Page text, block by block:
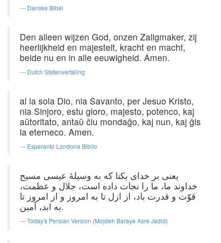
Danske Bibel
Den alleen wijzen God, onzen Zaligmaker, zij
heerlijkheid en majesteit, kracht en macht,
beide nu en in alle eeuwigheid. Amen.
Dutch Statenvertaling
al la sola Dio, nia Savanto, per Jesuo Kristo,
nia Sinjoro, estu gloro, majesto, potenco, kaj
aŭtoritato, antaŭ ĉiu mondaĝo, kaj nun, kaj ĝis
la eterneco. Amen.
Esperanto Londona Biblio
یعنی بر خدای یكتا كه به وسیلهٔ عیسی مسیح
خداوند ما، ما را نجات داده است، جلال و عظمت،
قوّت و قدرت باد، از ازل تا به امروز و از امروز تا
به ابد، آمین.
Today's Persian Version (Mojdeh Baraye Asre Jadid)